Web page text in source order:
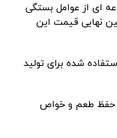
ای از عوامل بستگی
نهایی قیمت این
شده برای تولید
حفظ طعم و خواص